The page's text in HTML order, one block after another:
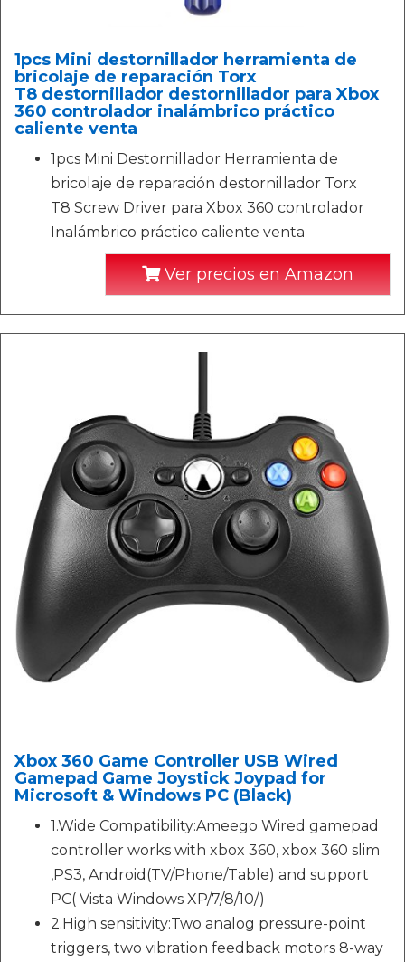
1pcs Mini destornillador herramienta de
bricolaje de reparación Torx
T8 destornillador destornillador para Xbox
360 controlador inalámbrico práctico
caliente venta
1pcs Mini Destornillador Herramienta de
bricolaje de reparación destornillador Torx
T8 Screw Driver para Xbox 360 controlador
Inalámbrico práctico caliente venta
Ver precios en Amazon
Xbox 360 Game Controller USB Wired
Gamepad Game Joystick Joypad for
Microsoft & Windows PC (Black)
1.Wide Compatibility:Ameego Wired gamepad
controller works with xbox 360, xbox 360 slim
,PS3, Android(TV/Phone/Table) and support
PC( Vista Windows XP/7/8/10/)
2.High sensitivity:Two analog pressure-point
triggers, two vibration feedback motors 8-way